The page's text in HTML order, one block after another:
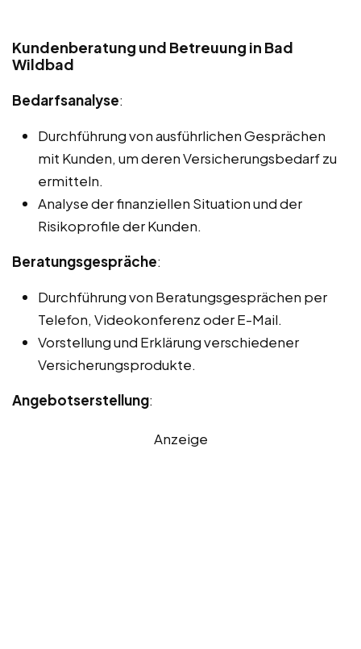
Kundenberatung und Betreuung in Bad
Wildbad
Bedarfsanalyse:
Durchführung von ausführlichen Gesprächen
mit Kunden, um deren Versicherungsbedarf zu
ermitteln.
Analyse der finanziellen Situation und der
Risikoprofile der Kunden.
Beratungsgespräche:
Durchführung von Beratungsgesprächen per
Telefon, Videokonferenz oder E-Mail.
Vorstellung und Erklärung verschiedener
Versicherungsprodukte.
Angebotserstellung:
Anzeige